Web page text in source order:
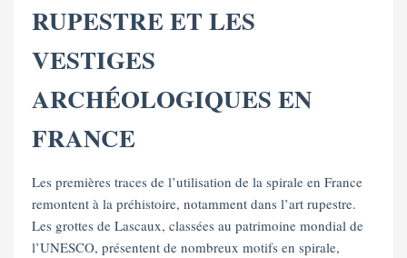
RUPESTRE ET LES
VESTIGES
ARCHÉOLOGIQUES EN
FRANCE
Les premières traces de l’utilisation de la spirale en France
remontent à la préhistoire, notamment dans l’art rupestre.
Les grottes de Lascaux, classées au patrimoine mondial de
l’UNESCO, présentent de nombreux motifs en spirale,